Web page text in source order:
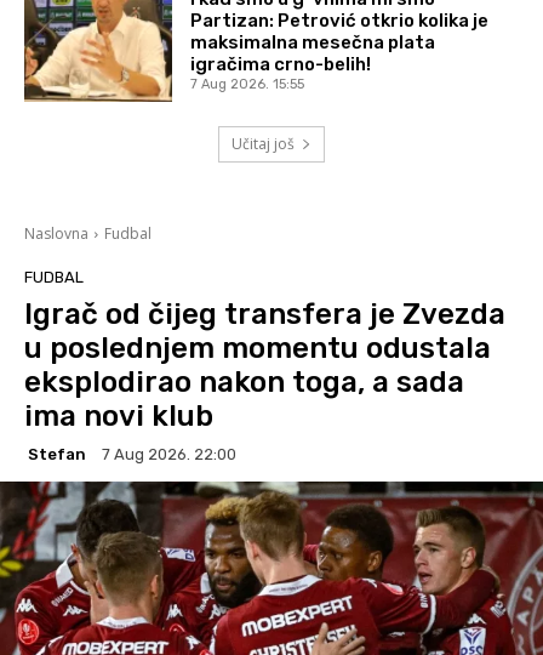
Partizan: Petrović otkrio kolika je
maksimalna mesečna plata
igračima crno-belih!
7 Aug 2026. 15:55
Učitaj još